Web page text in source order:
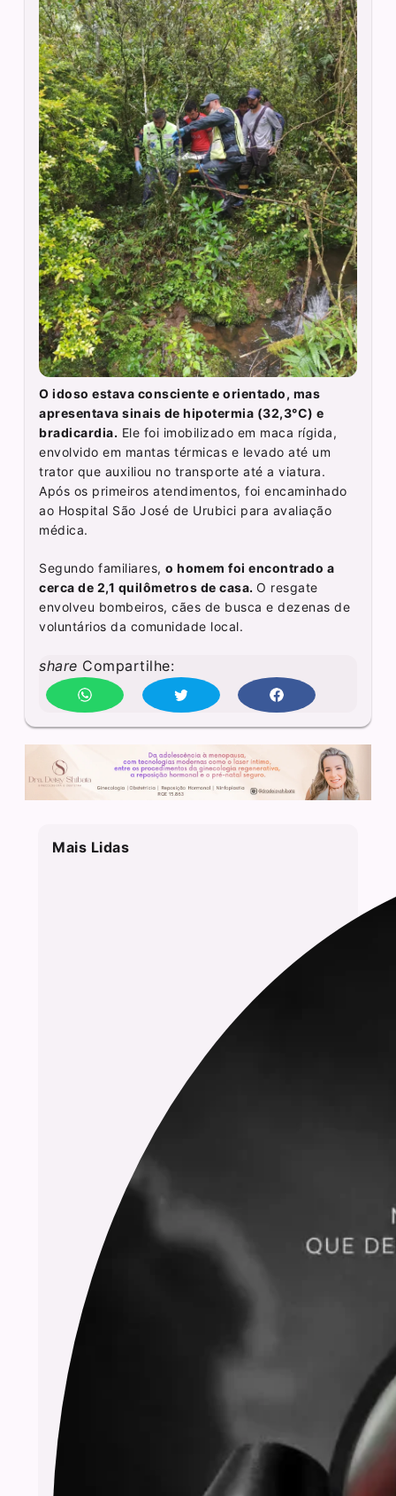
O idoso estava consciente e orientado, mas
apresentava sinais de hipotermia (32,3°C) e
bradicardia. Ele foi imobilizado em maca rígida,
envolvido em mantas térmicas e levado até um
trator que auxiliou no transporte até a viatura.
Após os primeiros atendimentos, foi encaminhado
ao Hospital São José de Urubici para avaliação
médica.
Segundo familiares,o homem foi encontrado a
cerca de 2,1 quilômetros de casa.O resgate
envolveu bombeiros, cães de busca e dezenas de
voluntários da comunidade local.
share Compartilhe:
Mais Lidas